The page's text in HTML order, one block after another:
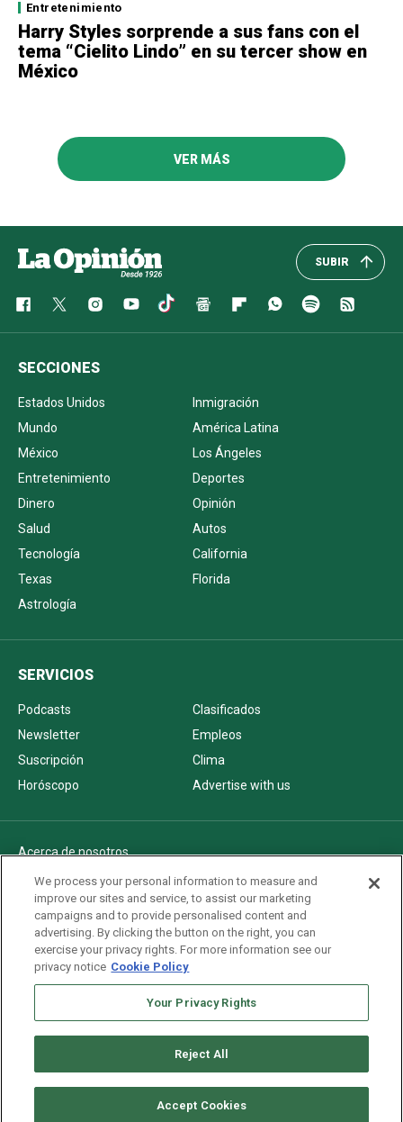
Entretenimiento
Harry Styles sorprende a sus fans con el
tema “Cielito Lindo” en su tercer show en
México
VER MÁS
SUBIR
SECCIONES
Estados Unidos
Inmigración
Mundo
América Latina
México
Los Ángeles
Entretenimiento
Deportes
Dinero
Opinión
Salud
Autos
Tecnología
California
Texas
Florida
Astrología
SERVICIOS
Podcasts
Clasificados
Newsletter
Empleos
Suscripción
Clima
Horóscopo
Advertise with us
Acerca de nosotros
Politica de privacidad
Pautas Editoriales
AdChoices
Advertise with us
Newsletters
We process your personal information to measure and
improve our sites and service, to assist our marketing
campaigns and to provide personalised content and
advertising. By clicking the button on the right, you can
exercise your privacy rights. For more information see our
privacy notice Cookie Policy
Your Privacy Rights
Reject All
Accept Cookies